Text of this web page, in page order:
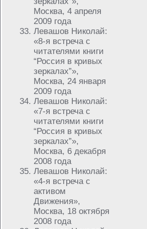
Москва, 4 апреля
2009 года
Левашов Николай:
«8-я встреча с
читателями книги
“Россия в кривых
зеркалах”»,
Москва, 24 января
2009 года
Левашов Николай:
«7-я встреча с
читателями книги
“Россия в кривых
зеркалах”»,
Москва, 6 декабря
2008 года
Левашов Николай:
«4-я встреча с
активом
Движения»,
Москва, 18 октября
2008 года